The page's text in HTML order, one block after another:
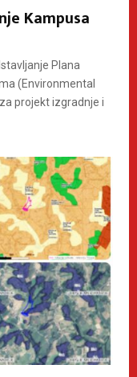
Kampusa
Plana
(Environmental
projekt izgradnje i